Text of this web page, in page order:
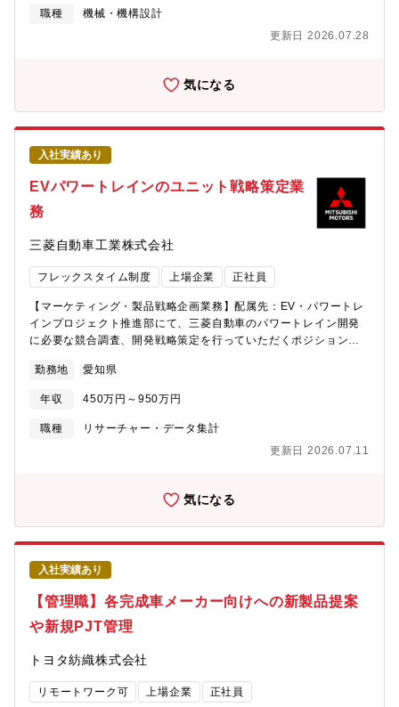
イベントを通じて、直接お客様（競技参加者や来場者）と触れ合
うことが出来るトヨタの中でも 稀有な部門であり自分の仕事が
進めていくため、様々な考え方や価値観に触れる事で 自己成長
モータースポーツであり、競技でクルマを壊しては鍛えながら培
し、サーキットレースでは水素エンジン車両の開発など最先端の
技術を鍛える取り組みを 推進しており、これらに参画できると
共にこれらのクルマを通じてクルマの文化づくりに一緒にチャレ
ンジ頂きたいと思います・肩書ではなく役割に基づいて、現場を
大切にし、自分以外の誰かの為に愚直に働くことができるそんな
メンバーが集まる職場を 目指しています ぜひ、皆さんのご経
験とネットワークを活かして、一緒にクルマの文化づくりに取り
組んでみませんか？【採用の背景】 今回、自動車会議所で掲げら
れた「クルマをニッポンの文化に！！」と言うビジョンの実現に
向け新たなチームメンバーを募りその企画推進に着手したいため0
きたいです
への新製品提案・競合他社のベンチマークをしながら、競合を凌
受注後：新製品開発の進捗管理・開発指示・開発目標値(売価、質
開・プロジェクトの進捗管理(原価・質量・日程)・フェーズごとの
審議、次のステップへの移行可否を判断【業務の一例】例えば、
自動車シートの企画においては、インドなどの海外市場でマーケ
ティング調査を実施し、街頭インタビューやユーザーの自宅訪問
を通じて、車に対する価値観や年収、希望車種、実際の使用状況
や劣化状況などを直接確認します。そうして得られた一次情報を
分析・整理し、エンドユーザーが本当に求めているニーズを見極
めたうえで、社内へ提案・プレゼンテーションを実施。市場調査
から企画立案、社内への落とし込みまで一貫して携わることがで
きる。→マーケティング力・企画力・提案力を総合的に高められ
るポジションです。→机上の企画だけではなく、実際に現地へ足
を運び、ユーザーのリアルな声を収集する機会があります。【業
務の特徴】プロジェクトの指揮者として社内外をまとめるポジシ
ため権限が大きく、マネジメント能力が磨かれます。また、プロ
ダクト企画機能を今後アジア・ヨーロッパなどにも拡張をしたい
と考えているため、海外含め活躍範囲を広げることが可能です。■
業務の魅力①高いマネジメント力やプロジェクト推進力を磨ける
うな役割です。社内外の関係者を巻き込みながらプロジェクトを
性の提示を行います。そのため裁量権も大きく、事業や組織に与
える影響力の大きな環境で、高いマネジメント力やプロジェクト
能を将来的にはアジアやヨーロッパなど海外にも展開していく構
業：20h／月・在宅勤務：週2日程度・出張：プロジェクトやフェ
名、40代36名、50代以上61名【早わかりトヨタ紡織】
https://www.toyota-boshoku.com/jp/hayawakari/
職種
機械・機構設計
更新日 2026.07.28
気になる
入社実績あり
EVパワートレインのユニット戦略策定業
務
三菱自動車工業株式会社
フレックスタイム制度 上場企業 正社員
【マーケティング・製品戦略企画業務】配属先：EV・パワートレ
インプロジェクト推進部にて、三菱自動車のパワートレイン開発
に必要な競合調査、開発戦略策定を行っていただくポジションで
電動ユニット等）のラインナップを企画していただきます。＜具
体的には＞■得意領域や状況に応じて、下記いずれかまたは複数を
担当いただきます。・競合他社ベンチマーク、市場調査・パワー
トレインの戦略／企画・将来の規制／税制シナリオ検討・海外渉
業とのディスカッションに携わる機会もございます）＜やりが
レインを戦略策定することで、会社の将来を担うお仕事です。■将
来を想像する力、他社の動向、技術/トレンドの動きを把握するス
キルが身に付きます。■経営層への報告の機会も多く、論理的思考
力、プレゼンテーション力などを活かしていただけます。＜採用
背景＞パワートレインは自動車の性能を左右する最も重要な中核
部品です。ガソリン車においてはエンジン、トランスミッショ
ン、ギア・シャフト、EVにおいてはモーター、インバーター、バ
ッテリーなど動力源から生み出されたエネルギーを駆動輪に伝え
る役割を持つ部品群です。カーボンニュートラルに向けて大きく
菱自動車としては強みのPHEVを武器に、三菱らしい次世代のパワ
ートレイン検討強化が必要であり、今回メンバーとして一緒に働
いていただける方を募集します。【働き方】■リモートワーク：～
勤務地 愛知県
年収 450万円～950万円
職種
リサーチャー・データ集計
更新日 2026.07.11
気になる
入社実績あり
【管理職】各完成車メーカー向けへの新製品提案
や新規PJT管理
トヨタ紡織株式会社
リモートワーク可 上場企業 正社員